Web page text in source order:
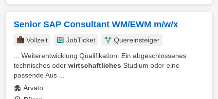
Senior SAP Consultant WM/EWM m/w/x
Vollzeit JobTicket
Quereinsteiger
... Weiterentwicklung Qualifikation: Ein abgeschlossenes
technisches oder wirtschaftliches Studium oder eine
passende Aus ...
Arvato